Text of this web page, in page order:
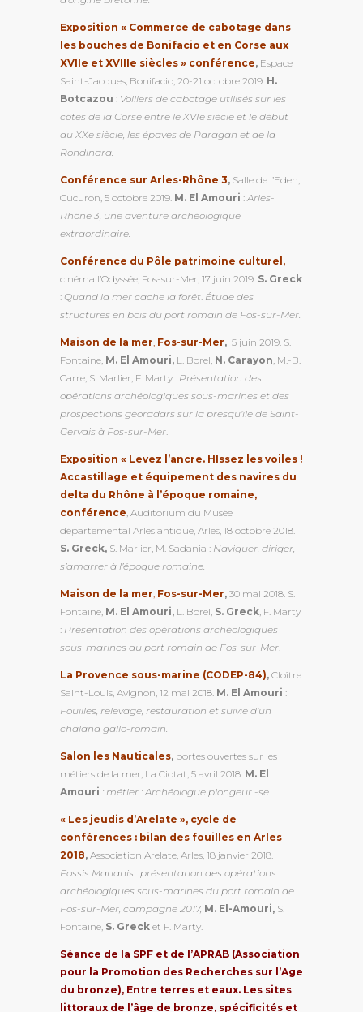
Exposition « Commerce de cabotage dans
les bouches de Bonifacio et en Corse aux
XVIIe et XVIIIe siècles » conférence, Espace
Saint-Jacques, Bonifacio, 20-21 octobre 2019. H.
Botcazou : Voiliers de cabotage utilisés sur les
côtes de la Corse entre le XVIe siècle et le début
du XXe siècle, les épaves de Paragan et de la
Rondinara.
Conférence sur Arles-Rhône 3, Salle de l’Eden,
Cucuron, 5 octobre 2019. M. El Amouri :Arles-
Rhône 3, une aventure archéologique
extraordinaire.
Conférence du Pôle patrimoine culturel ,
cinéma l’Odyssée, Fos-sur-Mer, 17 juin 2019. S. Greck
: Quand la mer cache la forêt. Étude des
structures en bois du port romain de Fos-sur-Mer.
Maison de la mer, Fos-sur-Mer, 5 juin 2019. S.
Fontaine, M. El Amouri, L. Borel, N. Carayon, M.-B.
Carre, S. Marlier, F. Marty : Présentation des
opérations archéologiques sous-marines et des
prospections géoradars sur la presqu’île de Saint-
Gervais à Fos-sur-Mer.
Exposition « Levez l’ancre. HIssez les voiles !
Accastillage et équipement des navires du
delta du Rhône à l’époque romaine,
conférence, Auditorium du Musée
départemental Arles antique, Arles, 18 octobre 2018.
S. Greck, S. Marlier, M. Sadania : Naviguer, diriger,
s’amarrer à l’époque romaine.
Maison de la mer, Fos-sur-Mer, 30 mai 2018. S.
Fontaine, M. El Amouri, L. Borel, S. Greck, F. Marty
: Présentation des opérations archéologiques
sous-marines du port romain de Fos-sur-Mer.
La Provence sous-marine (CODEP-84), Cloître
Saint-Louis, Avignon, 12 mai 2018. M. El Amouri :
Fouilles, relevage, restauration et suivie d’un
chaland gallo-romain.
Salon les Nauticales, portes ouvertes sur les
métiers de la mer, La Ciotat, 5 avril 2018. M. El
Amouri : métier : Archéologue plongeur -se.
« Les jeudis d’Arelate », cycle de
conférences : bilan des fouilles en Arles
2018, Association Arelate, Arles, 18 janvier 2018.
Fossis Marianis : présentation des opérations
archéologiques sous-marines du port romain de
Fos-sur-Mer, campagne 2017, M. El-Amouri, S.
Fontaine, S. Greck et F. Marty.
Séance de la SPF et de l’APRAB (Association
pour la Promotion des Recherches sur l’Age
du bronze), Entre terres et eaux. Les sites
littoraux de l’âge de bronze, spécificités et